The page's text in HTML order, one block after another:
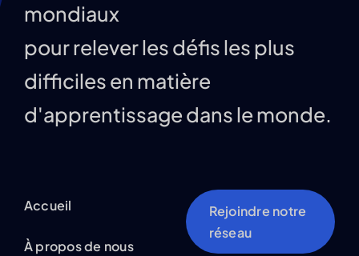
mondiaux
pour relever les défis les plus
difficiles en matière
d'apprentissage dans le monde.
Accueil
À propos de nous
Rejoindre notre
réseau